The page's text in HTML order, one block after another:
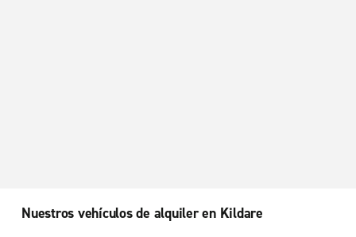
Nuestros vehículos de alquiler en Kildare